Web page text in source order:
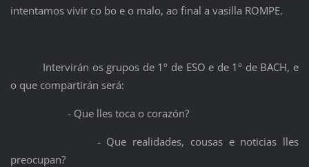
intentamos vivir co bo e o malo, ao final a vasilla ROMPE.
Intervirán os grupos de 1º de ESO e de 1º de BACH, e
o que compartirán será:
- Que lles toca o corazón?
- Que realidades, cousas e noticias lles
preocupan?